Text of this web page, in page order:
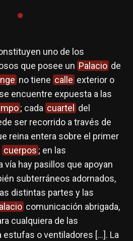
uno de los
que posee un Palacio de
no tiene calle exterior o
encuentre expuesta a las
; cada cuartel
del
ser recorrido a través de
reina entera sobre el primer
cuerpos ; en las
vía hay pasillos que apoyan
subterráneos adornados,
distintas partes y las
comunicación abrigada,
cualquiera de las
o ventiladores [...]. La